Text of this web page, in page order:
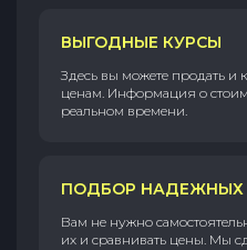
ВЫГОДНЫЕ КУРСЫ
Здесь вы можете продать и
ценам. Информация о
реальном времени.
ПОДБОР НАДЕЖНЫХ
Вам не нужно
их и сравнивать цены. Мы